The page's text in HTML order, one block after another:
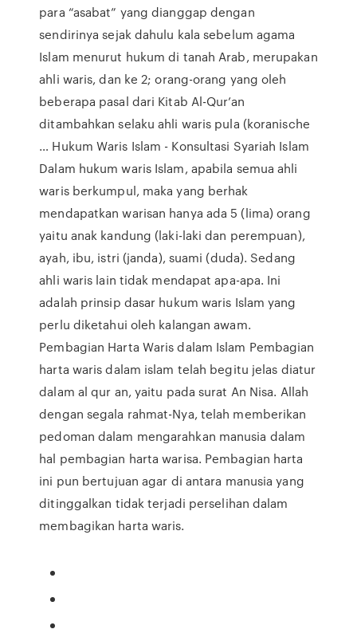
para “asabat” yang dianggap dengan
sendirinya sejak dahulu kala sebelum agama
Islam menurut hukum di tanah Arab, merupakan
ahli waris, dan ke 2; orang-orang yang oleh
beberapa pasal dari Kitab Al-Qur’an
ditambahkan selaku ahli waris pula (koranische
… Hukum Waris Islam - Konsultasi Syariah Islam
Dalam hukum waris Islam, apabila semua ahli
waris berkumpul, maka yang berhak
mendapatkan warisan hanya ada 5 (lima) orang
yaitu anak kandung (laki-laki dan perempuan),
ayah, ibu, istri (janda), suami (duda). Sedang
ahli waris lain tidak mendapat apa-apa. Ini
adalah prinsip dasar hukum waris Islam yang
perlu diketahui oleh kalangan awam.
Pembagian Harta Waris dalam Islam Pembagian
harta waris dalam islam telah begitu jelas diatur
dalam al qur an, yaitu pada surat An Nisa. Allah
dengan segala rahmat-Nya, telah memberikan
pedoman dalam mengarahkan manusia dalam
hal pembagian harta warisa. Pembagian harta
ini pun bertujuan agar di antara manusia yang
ditinggalkan tidak terjadi perselihan dalam
membagikan harta waris.